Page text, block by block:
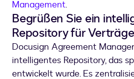
Management.
Begrüßen Sie ein
Repository für Verträge
Docusign Agreement
intelligentes Repository, das
entwickelt wurde. Es